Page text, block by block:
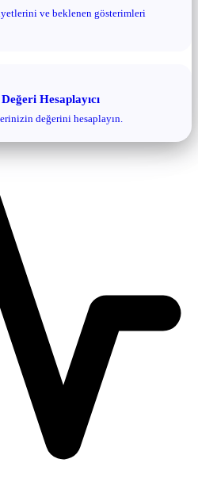
ve beklenen gösterimleri
Hesaplayıcı
değerini hesaplayın.